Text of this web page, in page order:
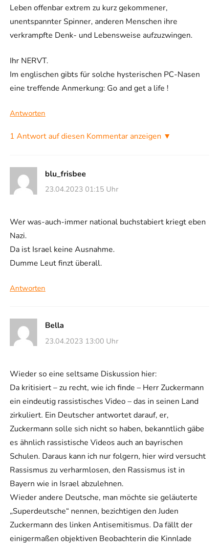
Leben offenbar extrem zu kurz gekommener,
unentspannter Spinner, anderen Menschen ihre
verkrampfte Denk- und Lebensweise aufzuzwingen.
Ihr NERVT.
Im englischen gibts für solche hysterischen PC-Nasen
eine treffende Anmerkung: Go and get a life !
Antworten
1 Antwort auf diesen Kommentar anzeigen ▼
blu_frisbee
23.04.2023 01:15 Uhr
Wer was-auch-immer national buchstabiert kriegt eben
Nazi.
Da ist Israel keine Ausnahme.
Dumme Leut finzt überall.
Antworten
Bella
23.04.2023 13:00 Uhr
Wieder so eine seltsame Diskussion hier:
Da kritisiert – zu recht, wie ich finde – Herr Zuckermann
ein eindeutig rassistisches Video – das in seinen Land
zirkuliert. Ein Deutscher antwortet darauf, er,
Zuckermann solle sich nicht so haben, bekanntlich gäbe
es ähnlich rassistische Videos auch an bayrischen
Schulen. Daraus kann ich nur folgern, hier wird versucht
Rassismus zu verharmlosen, den Rassismus ist in
Bayern wie in Israel abzulehnen.
Wieder andere Deutsche, man möchte sie geläuterte
„Superdeutsche“ nennen, bezichtigen den Juden
Zuckermann des linken Antisemitismus. Da fällt der
einigermaßen objektiven Beobachterin die Kinnlade